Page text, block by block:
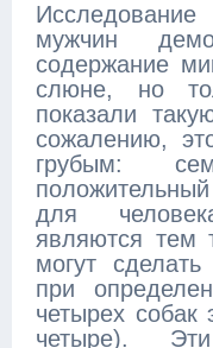
мужчин
содержание
слюне, но
показали
сожалению,
грубым:
для
являются тем
могут
при
четырех собак
четыре).